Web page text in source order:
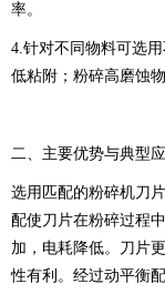
率。
4.针对不同物料可选
低粘附；粉碎高磨蚀
二、主要优势与典型
选用匹配的粉碎机刀
配使刀片在粉碎过程
加，电耗降低。刀片
性有利。经过动平衡